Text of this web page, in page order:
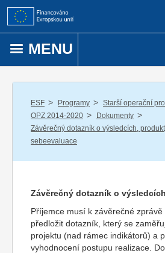
Přejít k obsahu
MENU
ESF / Programy / Starší operační
OPZ 2014-2020 / Dokumenty /
Závěrečný dotazník o výsledcích,
sebeevaluace
Závěrečný dotazník o výsledcích
Příjemce musí k závěrečné
předložit dotazník, který se
projektu (nad rámec indikátorů) a
vyhodnocení postupu realizace.